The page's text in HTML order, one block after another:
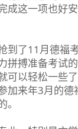
成这一项也好
到了11月德福
拼搏准备考试
可以轻松一些
加来年3月的